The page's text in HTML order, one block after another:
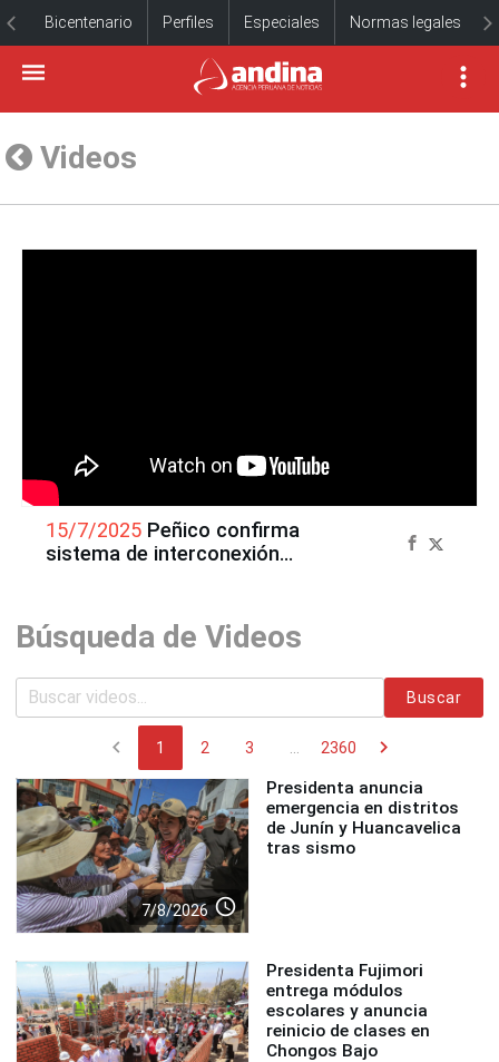
Bicentenario Perfiles Especiales Normas legales
Videos
15/7/2025 Peñico confirma
sistema de interconexión
Búsqueda de Videos
Buscar
chevron_left 1 2 3 2360 chevron_right
7/8/2026 access_time
Presidenta anuncia
emergencia en distritos
de Junín y Huancavelica
tras sismo
Presidenta Fujimori
entrega módulos
escolares y anuncia
reinicio de clases en
Chongos Bajo